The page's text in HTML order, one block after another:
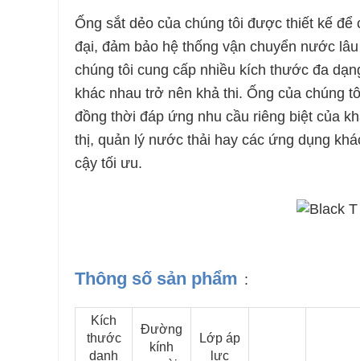
Ống sắt dẻo của chúng tôi được thiết kế
đại, đảm bảo hệ thống vận chuyển nước
chúng tôi cung cấp nhiều kích thước đa
khác nhau trở nên khả thi. Ống của chúng
đồng thời đáp ứng nhu cầu riêng biệt của
thị, quản lý nước thải hay các ứng dụng
cậy tối ưu.
Thông số sản phẩm :
Kích
thước
danh
Đường
kính
Lớp áp
lực